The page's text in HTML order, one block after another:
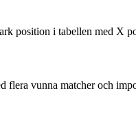
position i tabellen med X
flera vunna matcher och